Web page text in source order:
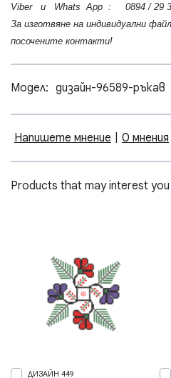
Viber и Whats App : 0894 / 29
За изготвяне на индивидуални
посочените контакти!
Модел: дизайн-96589-ръкав
Напишете мнение 0 мнения
Products that may interest you
ДИЗАЙН 449